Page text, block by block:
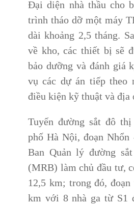
Đại diện nhà thầu cho
trình tháo dỡ một máy
dài khoảng 2,5 tháng.
về kho, các thiết bị sẽ
bảo dưỡng và đánh giá
vụ các dự án tiếp theo
điều kiện kỹ thuật và địa
Tuyến đường sắt đô
phố Hà Nội, đoạn
Ban Quản lý đường
(MRB) làm chủ đầu tư,
12,5 km; trong đó,
km với 8 nhà ga từ S1